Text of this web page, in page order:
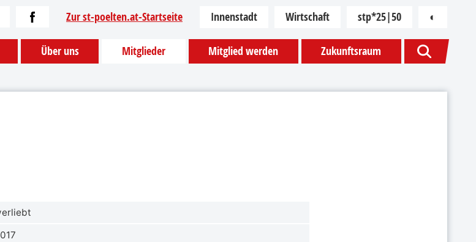
Über uns Mitglieder Mitglied werden Zukunftsraum
Zur st-poelten.at-Startseite Innenstadt Wirtschaft stp*25|50 ◐